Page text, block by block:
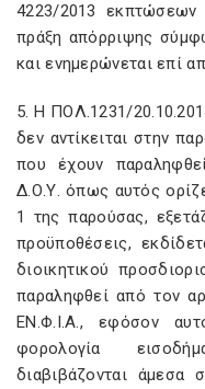
4223/2013 εκπτώσεων
πράξη απόρριψης
και ενημερώνεται επί
5. Η ΠΟΛ.1231/
δεν αντίκειται στην
που έχουν
Δ.Ο.Υ. όπως αυτός
1 της παρούσας,
προϋποθέσεις,
διοικητικού
παραληφθεί από τον
ΕΝ.Φ.Ι.Α., εφόσον
φορολογία
διαβιβάζονται άμεσα